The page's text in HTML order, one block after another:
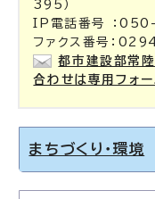
395）
IP電話番号 ：
ファクス番号：
都市建設部常
合わせは専用フォー
まちづくり・環境